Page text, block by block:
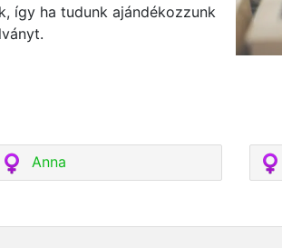
így ha tudunk ajándékozzunk
Anna